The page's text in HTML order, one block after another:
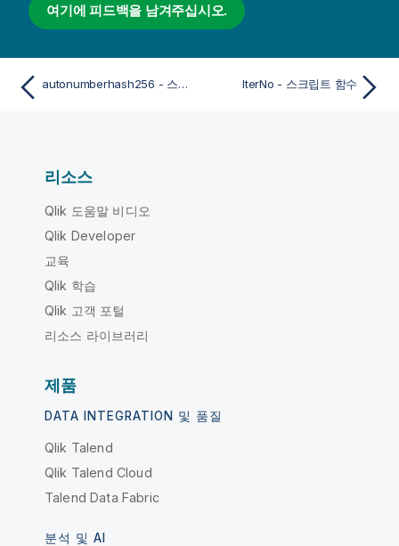
여기에 피드백을 남겨주십시오.
autonumberhash256 - 스크립트 함수 IterNo - 스크립트 함수
리소스
Qlik 도움말 비디오
Qlik Developer
교육
Qlik 학습
Qlik 고객 포털
리소스 라이브러리
제품
DATA INTEGRATION 및 품질
Qlik Talend
Qlik Talend Cloud
Talend Data Fabric
분석 및 AI